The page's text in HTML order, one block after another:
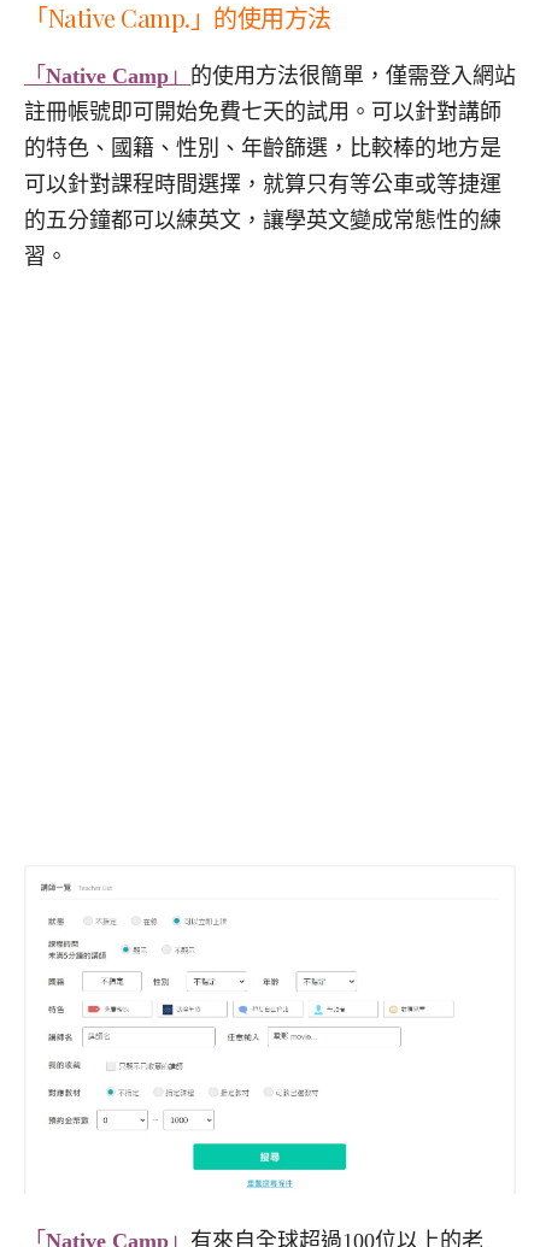
「Native Camp.」的使用方法
「 Native Camp 」 的使用方法很簡單，僅需登入網站
註冊帳號即可開始免費七天的試用。可以針對講師
的特色、國籍、性別、年齡篩選，比較棒的地方是
可以針對課程時間選擇，就算只有等公車或等捷運
的五分鐘都可以練英文，讓學英文變成常態性的練
習。
「 Native Camp 」 有來自全球超過100位以上的老